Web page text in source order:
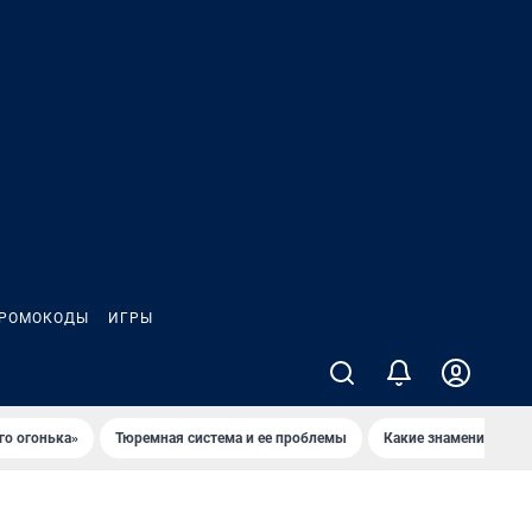
ИГРЫ
огонька» Тюремная система и ее проблемы Какие знаменитости